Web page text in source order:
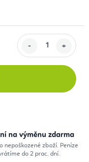
na výměnu zdarma
nepoškozené zboží. Peníze
do 2 prac. dní.